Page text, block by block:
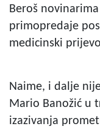
Beroš
primopredaje
medicinski
Naime, i dalje
Mario Banožić u
izazivanja